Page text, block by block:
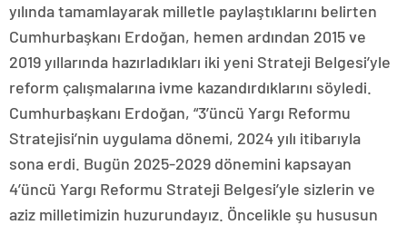
yılında tamamlayarak milletle paylaştıklarını belirten
Cumhurbaşkanı Erdoğan, hemen ardından 2015 ve
2019 yıllarında hazırladıkları iki yeni Strateji Belgesi’yle
reform çalışmalarına ivme kazandırdıklarını söyledi.
Cumhurbaşkanı Erdoğan, “3’üncü Yargı Reformu
Stratejisi’nin uygulama dönemi, 2024 yılı itibarıyla
sona erdi. Bugün 2025-2029 dönemini kapsayan
4’üncü Yargı Reformu Strateji Belgesi’yle sizlerin ve
aziz milletimizin huzurundayız. Öncelikle şu hususun